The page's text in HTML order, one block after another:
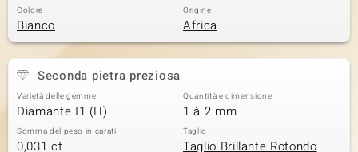
Colore
Bianco
Origine
Africa
Seconda pietra preziosa
Varietà delle gemme
Diamante I1 (H)
Quantità e dimensione
1 à 2 mm
Somma del peso in carati
0,031 ct
Taglio
Taglio Brillante Rotondo